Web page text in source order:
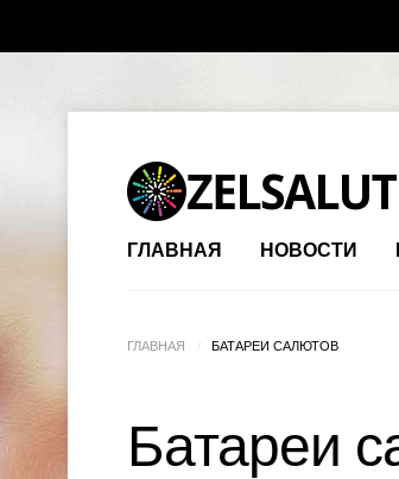
ГЛАВНАЯ НОВОСТИ
ГЛАВНАЯ БАТАРЕИ САЛЮТОВ
Батареи